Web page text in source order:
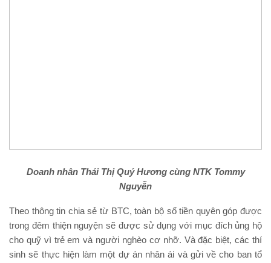
Doanh nhân Thái Thị Quý Hương cùng NTK Tommy
Nguyễn
Theo thông tin chia sẻ từ BTC, toàn bộ số tiền quyên góp được
trong đêm thiện nguyện sẽ được sử dụng với mục đích ủng hộ
cho quỹ vì trẻ em và người nghèo cơ nhỡ. Và đặc biệt, các thí
sinh sẽ thực hiện làm một dự án nhân ái và gửi về cho ban tổ